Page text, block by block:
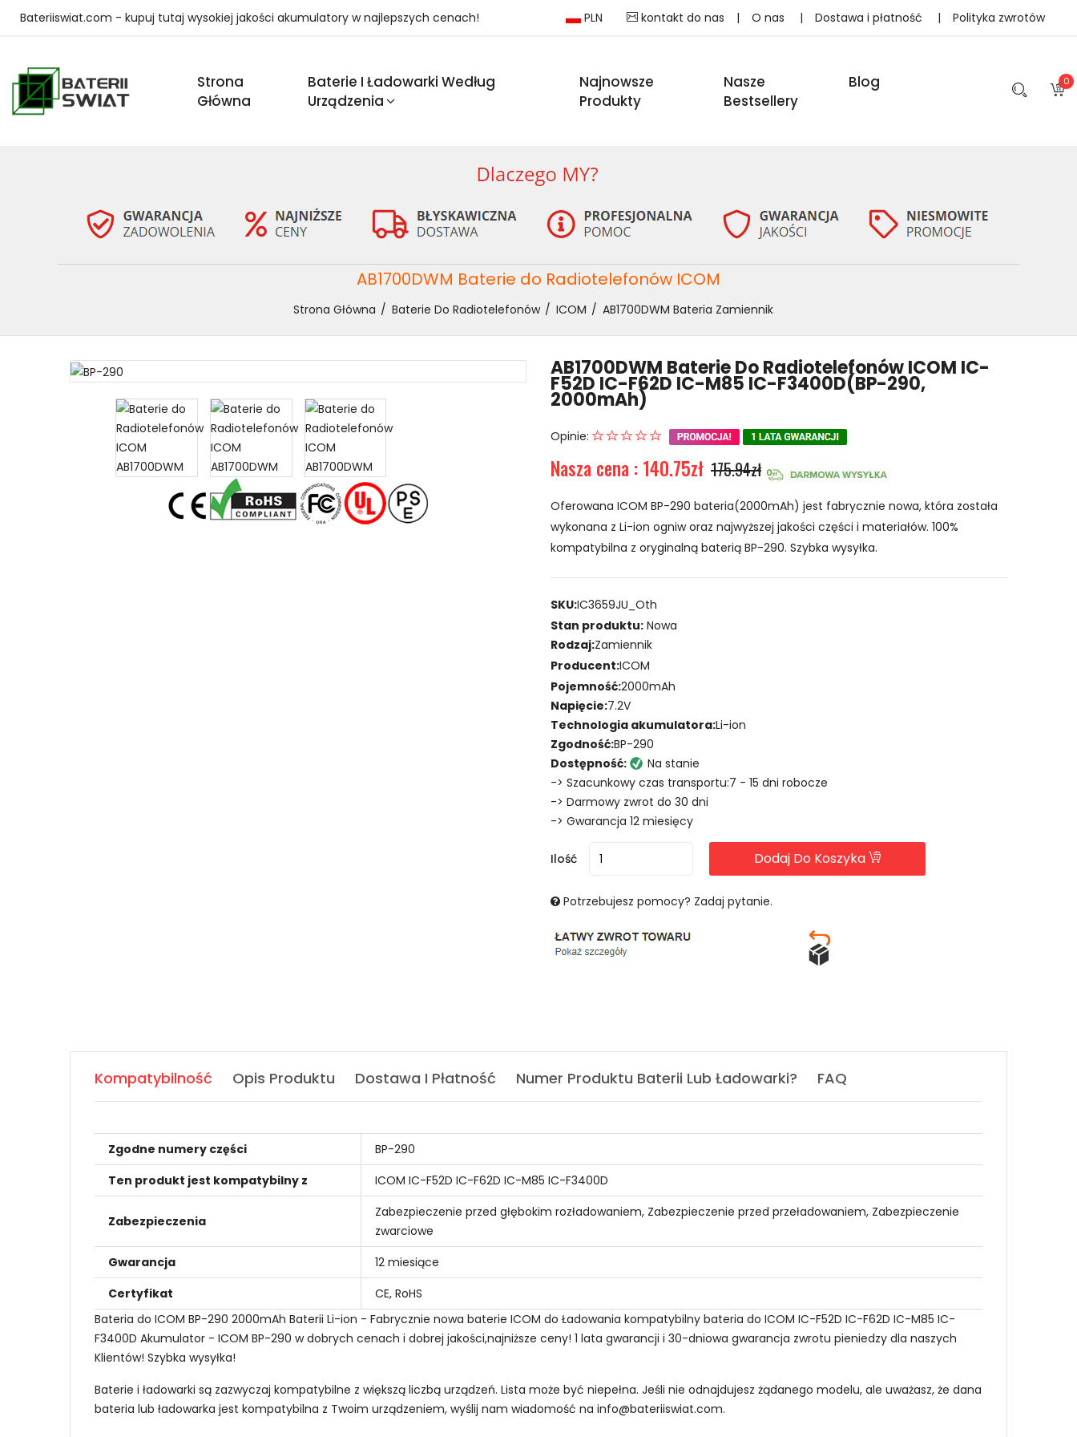
Bateriiswiat.com - kupuj tutaj wysokiej jakości akumulatory w najlepszych cenach! PLN kontakt do nas | O nas | Dostawa i płatność | Polityka zwrotów
Strona
Główna
Baterie I Ładowarki Według
Urządzenia
Najnowsze
Produkty
Nasze
Bestsellery
Blog 0
AB1700DWM Baterie do Radiotelefonów ICOM
Strona Główna Baterie Do Radiotelefonów ICOM AB1700DWM Bateria Zamiennik
AB1700DWM Baterie Do Radiotelefonów ICOM IC-
F52D IC-F62D IC-M85 IC-F3400D(BP-290,
2000mAh)
Opinie:
Nasza cena : 140.75zł 175.94zł
Oferowana ICOM BP-290 bateria(2000mAh) jest fabrycznie nowa, która została
wykonana z Li-ion ogniw oraz najwyższej jakości części i materiałów. 100%
kompatybilna z oryginalną baterią BP-290. Szybka wysyłka.
SKU:IC3659JU_Oth
Stan produktu: Nowa
Rodzaj:Zamiennik
Producent:ICOM
Pojemność:2000mAh
Napięcie:7.2V
Technologia akumulatora:Li-ion
Zgodność:BP-290
Dostępność:
Na stanie
-> Szacunkowy czas transportu:7 - 15 dni robocze
-> Darmowy zwrot do 30 dni
-> Gwarancja 12 miesięcy
Ilość Dodaj Do Koszyka
Potrzebujesz pomocy? Zadaj pytanie.
Kompatybilność Opis Produktu Dostawa I Płatność Numer Produktu Baterii Lub Ładowarki? FAQ
Zgodne numery części
BP-290
Ten produkt jest kompatybilny z
ICOM IC-F52D IC-F62D IC-M85 IC-F3400D
Zabezpieczenia
Zabezpieczenie przed głębokim rozładowaniem, Zabezpieczenie przed przeładowaniem, Zabezpieczenie
zwarciowe
Gwarancja
12 miesiące
Certyfikat
CE, RoHS
Bateria do ICOM BP-290 2000mAh Baterii Li-ion - Fabrycznie nowa baterie ICOM do Ładowania kompatybilny bateria do ICOM IC-F52D IC-F62D IC-M85 IC-
F3400D Akumulator - ICOM BP-290 w dobrych cenach i dobrej jakości,najniższe ceny! 1 lata gwarancji i 30-dniowa gwarancja zwrotu pieniedzy dla naszych
Klientów! Szybka wysyłka!
Baterie i ładowarki są zazwyczaj kompatybilne z większą liczbą urządzeń. Lista może być niepełna. Jeśli nie odnajdujesz żądanego modelu, ale uważasz, że dana
bateria lub ładowarka jest kompatybilna z Twoim urządzeniem, wyślij nam wiadomość na info@bateriiswiat.com.